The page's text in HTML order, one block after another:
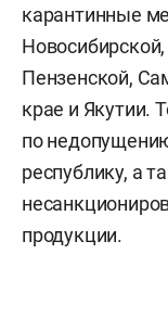
карантинные
Пензенской,
крае и Якутии.
по
республику, а
продукции.